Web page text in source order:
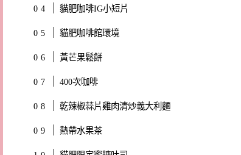
貓肥咖啡IG小短片
貓肥咖啡館環境
黃芒果鬆餅
400次咖啡
乾辣椒蒜片雞肉清炒義大利麵
熱帶水果茶